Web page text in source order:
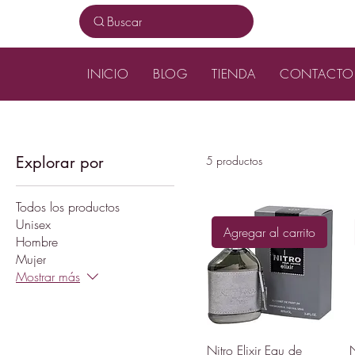
Buscar
INICIO BLOG TIENDA CONTACTO
Explorar por
Todos los productos
Unisex
Hombre
Mujer
Mostrar más
5 productos
Agregar al carrito
Nitro Elixir Eau de